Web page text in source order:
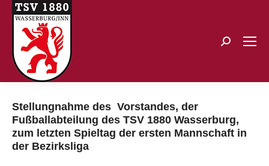
Search:
Stellungnahme des Vorstandes, der
Fußballabteilung des TSV 1880 Wasserburg,
zum letzten Spieltag der ersten Mannschaft in
der Bezirksliga